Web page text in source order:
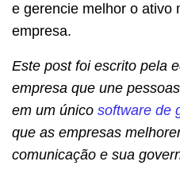
e gerencie melhor o ativo
empresa.
Este post foi escrito pela
empresa que une
em um único software de
que as empresas
comunicação e sua